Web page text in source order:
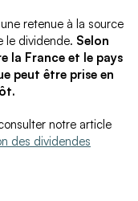
retenue à la source
le dividende. Selon
la France et le pays
peut être prise en
notre article
des dividendes